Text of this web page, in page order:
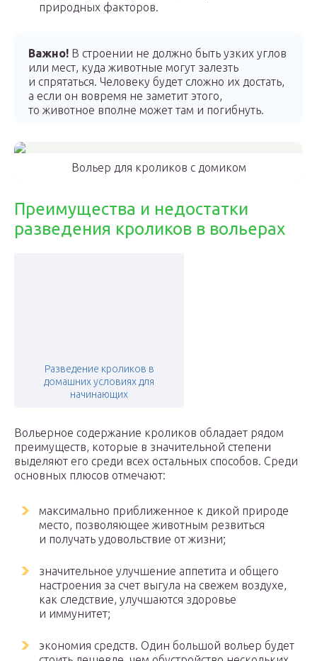
природных факторов.
Важно! В строении не должно быть узких углов
или мест, куда животные могут залезть
и спрятаться. Человеку будет сложно их достать,
а если он вовремя не заметит этого,
то животное вполне может там и погибнуть.
Вольер для кроликов с домиком
Преимущества и недостатки
разведения кроликов в вольерах
Разведение кроликов в
домашних условиях для
начинающих
Вольерное содержание кроликов обладает рядом
преимуществ, которые в значительной степени
выделяют его среди всех остальных способов. Среди
основных плюсов отмечают:
максимально приближенное к дикой природе
место, позволяющее животным резвиться
и получать удовольствие от жизни;
значительное улучшение аппетита и общего
настроения за счет выгула на свежем воздухе,
как следствие, улучшаются здоровье
и иммунитет;
экономия средств. Один большой вольер будет